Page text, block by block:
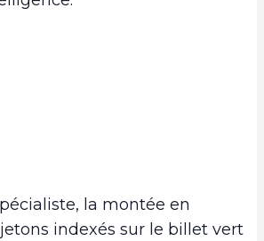
la montée en
indexés sur le billet vert